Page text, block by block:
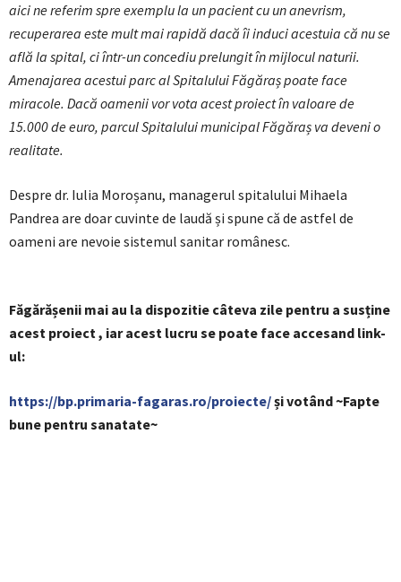
aici ne referim spre exemplu la un pacient cu un anevrism,
recuperarea este mult mai rapidă dacă îi induci acestuia că nu se
află la spital, ci într-un concediu prelungit în mijlocul naturii.
Amenajarea acestui parc al Spitalului Făgăraș poate face
miracole. Dacă oamenii vor vota acest proiect în valoare de
15.000 de euro, parcul Spitalului municipal Făgăraș va deveni o
realitate.
Despre dr. Iulia Moroșanu, managerul spitalului Mihaela
Pandrea are doar cuvinte de laudă și spune că de astfel de
oameni are nevoie sistemul sanitar românesc.
Făgărășenii mai au la dispozitie câteva zile pentru a susține
acest proiect , iar acest lucru se poate face accesand link-
ul:
https://bp.primaria-fagaras.ro/proiecte/și votând ~Fapte
bune pentru sanatate~